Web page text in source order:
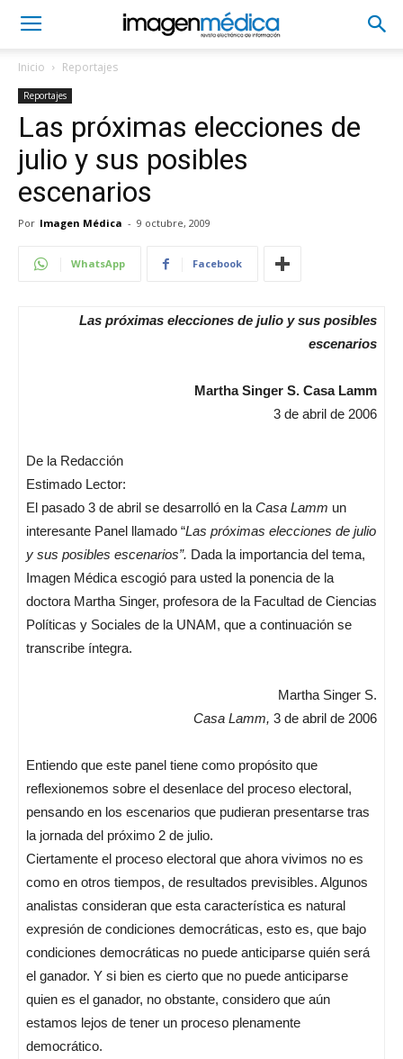
Inicio Reportajes
Reportajes
Las próximas elecciones de
julio y sus posibles
escenarios
Por Imagen Médica - 9 octubre, 2009
WhatsApp Facebook
Las próximas elecciones de julio y sus posibles
escenarios
Martha Singer S. Casa Lamm
3 de abril de 2006
De la Redacción
Estimado Lector:
El pasado 3 de abril se desarrolló en la Casa Lamm un
interesante Panel llamado “Las próximas elecciones de julio
y sus posibles escenarios”. Dada la importancia del tema,
Imagen Médica escogió para usted la ponencia de la
doctora Martha Singer, profesora de la Facultad de Ciencias
Políticas y Sociales de la UNAM, que a continuación se
transcribe íntegra.
Martha Singer S.
Casa Lamm, 3 de abril de 2006
Entiendo que este panel tiene como propósito que
reflexionemos sobre el desenlace del proceso electoral,
pensando en los escenarios que pudieran presentarse tras
la jornada del próximo 2 de julio.
Ciertamente el proceso electoral que ahora vivimos no es
como en otros tiempos, de resultados previsibles. Algunos
analistas consideran que esta característica es natural
expresión de condiciones democráticas, esto es, que bajo
condiciones democráticas no puede anticiparse quién será
el ganador. Y si bien es cierto que no puede anticiparse
quien es el ganador, no obstante, considero que aún
estamos lejos de tener un proceso plenamente
democrático.